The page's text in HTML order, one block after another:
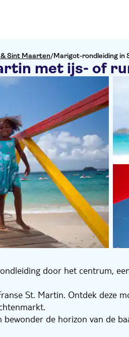
Sint Maarten/Marigot-rondleiding in
met ijs- of
door het centrum,
St. Martin. Ontdek deze
de horizon van de
met het bezoeken van